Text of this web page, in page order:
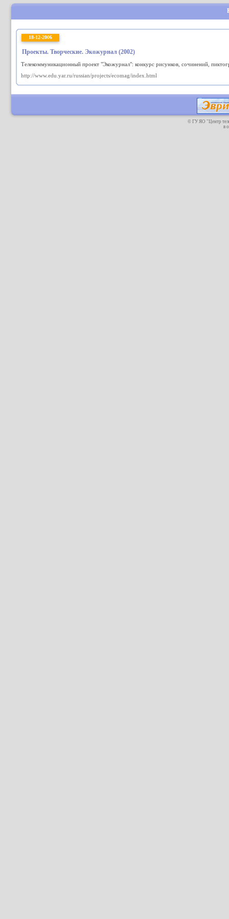
18-12-2006
Проекты. Творческие. Экожурнал (2002)
Телекоммуникационный проект "Экожурнал": конкурс рисунков, сочинений,
http://www.edu.yar.ru/russian/projects/ecomag/index.html
© ГУ ЯО "Центр
в